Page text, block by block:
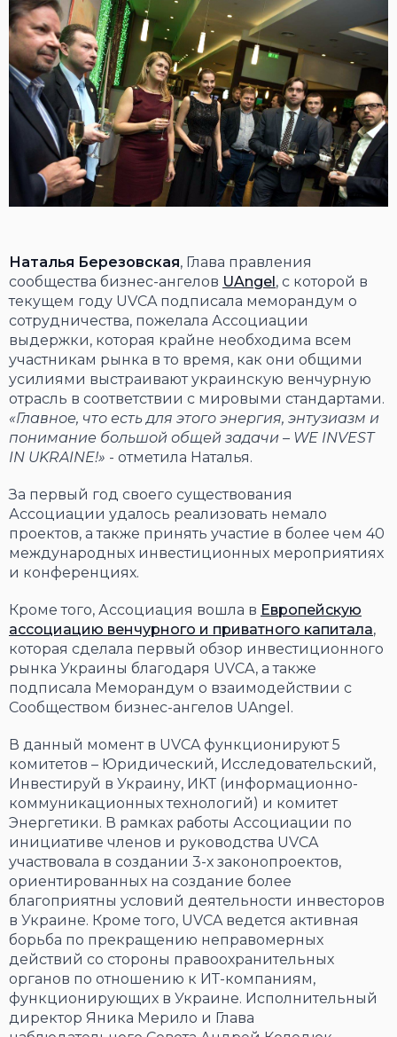
Наталья Березовская, Глава правления
сообщества бизнес-ангелов UAngel , с которой в
текущем году UVCA подписала меморандум о
сотрудничества, пожелала Ассоциации
выдержки, которая крайне необходима всем
участникам рынка в то время, как они общими
усилиями выстраивают украинскую венчурную
отрасль в соответствии с мировыми стандартами.
«Главное, что есть для этого энергия, энтузиазм и
понимание большой общей задачи – WE INVEST
IN UKRAINE!» - отметила Наталья.
За первый год своего существования
Ассоциации удалось реализовать немало
проектов, а также принять участие в более чем 40
международных инвестиционных мероприятиях
и конференциях.
Кроме того, Ассоциация вошла в Европейскую
ассоциацию венчурного и приватного капитала,
которая сделала первый обзор инвестиционного
рынка Украины благодаря UVCA, а также
подписала Меморандум о взаимодействии с
Сообществом бизнес-ангелов UAngel.
В данный момент в UVCA функционируют 5
комитетов – Юридический, Исследовательский,
Инвестируй в Украину, ИКТ (информационно-
коммуникационных технологий) и комитет
Энергетики. В рамках работы Ассоциации по
инициативе членов и руководства UVCA
участвовала в создании 3-х законопроектов,
ориентированных на создание более
благоприятны условий деятельности инвесторов
в Украине. Кроме того, UVCA ведется активная
борьба по прекращению неправомерных
действий со стороны правоохранительных
органов по отношению к ИТ-компаниям,
функционирующих в Украине. Исполнительный
директор Яника Мерило и Глава